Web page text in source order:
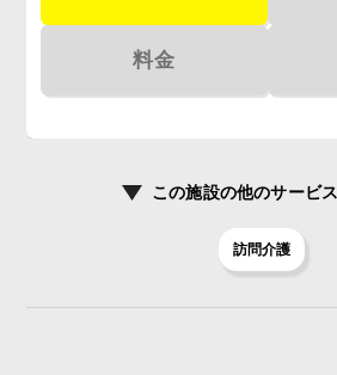
料金
この施設の他のサービ
訪問介護